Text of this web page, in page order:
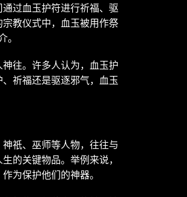
过血玉护符进行祈福、驱
教仪式中，血玉被用作祭
。
往。许多人认为，血玉护
祈福还是驱逐邪气，血玉
祇、巫师等人物，往往与
的关键物品。举例来说，
为保护他们的神器。